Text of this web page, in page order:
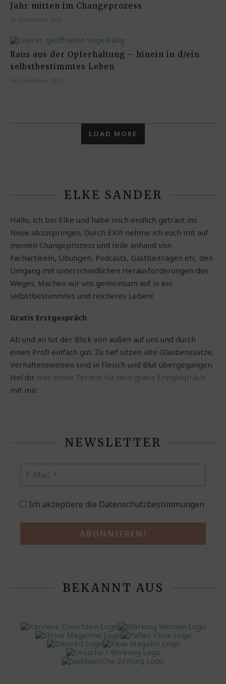
Jahr mitten im Changeprozess
30. Dezember 2021
Raus aus der Opferhaltung – hinein in d/ein
selbstbestimmtes Leben
16. Dezember 2021
LOAD MORE
ELKE SANDER
Hallo, ich bin Elke und habe mich endlich getraut ins
Neue abzuspringen. Durch EXit! nehme ich euch mit auf
meinen Changeprozess und teile anhand von
Fachartikeln, Übungen, Podcasts, Gastbeiträgen etc. den
Umgang mit unterschiedlichen Herausforderungen des
Weges. Machen wir uns gemeinsam auf in ein
selbstbestimmtes und reicheres Leben!
Gratis Erstgespräch
Ab und an tut der Blick von außen auf uns und durch
einen Profi einfach gut. Zu tief sitzen alte Glaubenssätze,
Verhaltensweisen sind in Fleisch und Blut übergegangen.
Hol dir hier einen Termin für dein gratis Erstgespräch
mit mir.
NEWSLETTER
Ich akzeptiere die Datenschutzbestimmungen
BEKANNT AUS